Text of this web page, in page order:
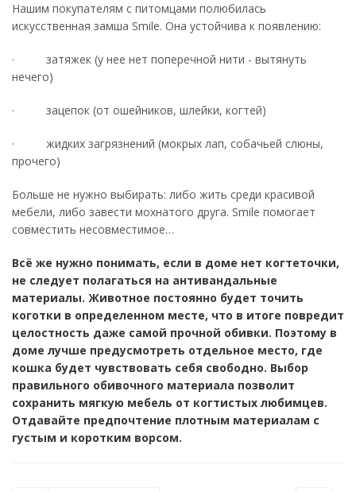
Нашим покупателям с питомцами полюбилась
искусственная замша Smile. Она устойчива к появлению:
· затяжек (у нее нет поперечной нити - вытянуть
нечего)
· зацепок (от ошейников, шлейки, когтей)
· жидких загрязнений (мокрых лап, собачьей слюны,
прочего)
Больше не нужно выбирать: либо жить среди красивой
мебели, либо завести мохнатого друга. Smile помогает
совместить несовместимое…
Всё же нужно понимать, если в доме нет когтеточки,
не следует полагаться на антивандальные
материалы. Животное постоянно будет точить
коготки в определенном месте, что в итоге повредит
целостность даже самой прочной обивки. Поэтому в
доме лучше предусмотреть отдельное место, где
кошка будет чувствовать себя свободно. Выбор
правильного обивочного материала позволит
сохранить мягкую мебель от когтистых любимцев.
Отдавайте предпочтение плотным материалам с
густым и коротким ворсом.